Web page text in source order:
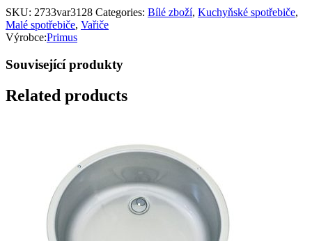
SKU: 2733var3128 Categories: Bílé zboží, Kuchyňské spotřebiče,
Malé spotřebiče, Vařiče
Výrobce:Primus
Související produkty
Related products